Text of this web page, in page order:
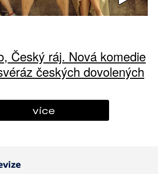
Český ráj. Nová komedie
českých dovolených
více